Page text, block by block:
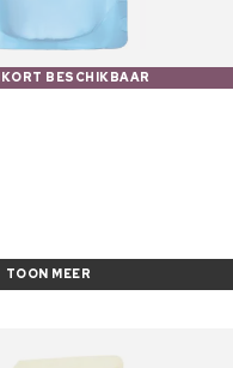
BESCHIKBAAR
TOON MEER